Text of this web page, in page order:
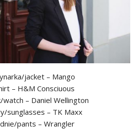
jacket – Mango
– H&M Consciuous
watch – Daniel Wellington
sunglasses – TK Maxx
pants – Wrangler